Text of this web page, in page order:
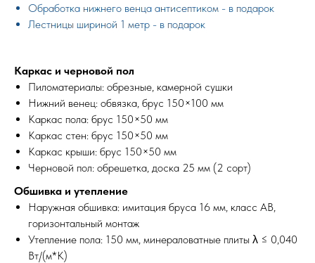
Обработка нижнего венца антисептиком - в подарок
Лестницы шириной 1 метр - в подарок
Каркас и черновой пол
Пиломатериалы: обрезные, камерной сушки
Нижний венец: обвязка, брус 150×100 мм
Каркас пола: брус 150×50 мм
Каркас стен: брус 150×50 мм
Каркас крыши: брус 150×50 мм
Черновой пол: обрешетка, доска 25 мм (2 сорт)
Обшивка и утепление
Наружная обшивка: имитация бруса 16 мм, класс АВ,
горизонтальный монтаж
Утепление пола: 150 мм, минераловатные плиты λ ≤ 0,040
Вт/(м*К)